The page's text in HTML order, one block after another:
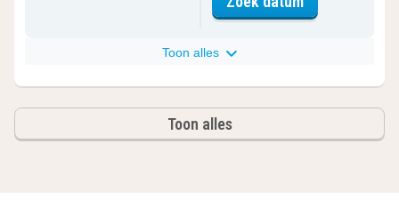
Toon alles
Toon alles